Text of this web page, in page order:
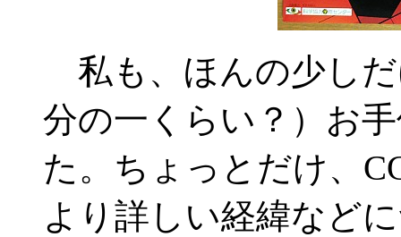
私も、ほんの少し
分の一くらい？）お
た。ちょっとだけ、
より詳しい経緯など